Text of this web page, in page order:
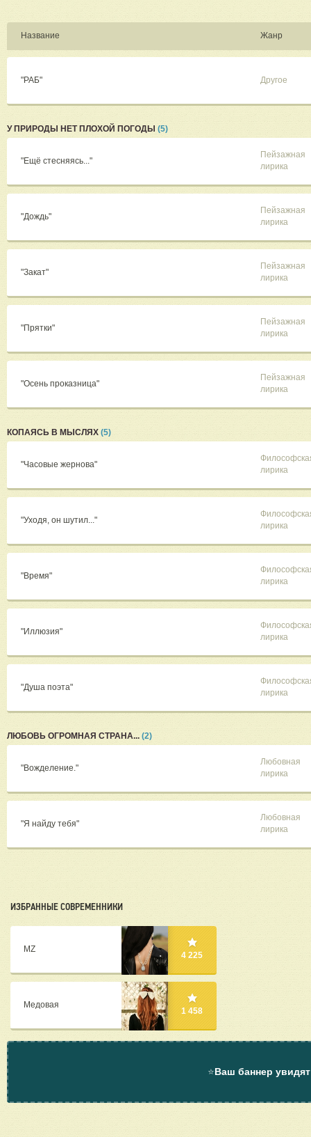
Название Жанр
"РАБ" Другое
У ПРИРОДЫ НЕТ ПЛОХОЙ ПОГОДЫ (5)
"Ещё стесняясь..."
Пейзажная
лирика
"Дождь"
Пейзажная
лирика
"Закат"
Пейзажная
лирика
"Прятки"
Пейзажная
лирика
"Осень проказница"
Пейзажная
лирика
КОПАЯСЬ В МЫСЛЯХ (5)
"Часовые жернова"
лирика
"Уходя, он шутил..."
лирика
"Время"
лирика
"Иллюзия"
лирика
"Душа поэта"
лирика
ЛЮБОВЬ ОГРОМНАЯ СТРАНА... (2)
"Вожделение."
Любовная
лирика
"Я найду тебя"
Любовная
лирика
ИЗБРАННЫЕ СОВРЕМЕННИКИ
MZ
4 225
Медовая
1 458
⭐Ваш баннер